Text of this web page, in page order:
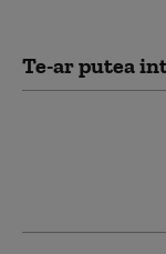
Te-ar putea